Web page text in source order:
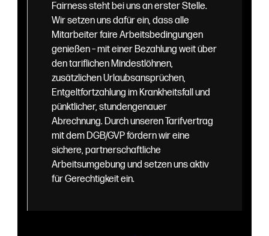
Fairness steht bei uns an erster Stelle.
Wir setzen uns dafür ein, dass alle
Mitarbeiter faire Arbeitsbedingungen
genießen – mit einer Bezahlung weit über
den tariflichen Mindestlöhnen,
zusätzlichen Urlaubsansprüchen,
Entgeltfortzahlung im Krankheitsfall und
pünktlicher, stundengenauer
Abrechnung. Durch unseren Tarifvertrag
mit dem DGB/GVP fördern wir eine
sichere, partnerschaftliche
Arbeitsumgebung und setzen uns aktiv
für Gerechtigkeit ein.